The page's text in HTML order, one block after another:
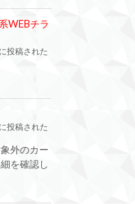
WEBチラ
投稿された
投稿された
外のカー
を確認し